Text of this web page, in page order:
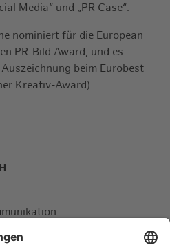
Media“ und „PR Case“.
nominiert für die European
PR-Bild Award, und es
beim Eurobest
Kreativ-Award).
Fax: +49 (0) 40 41 11 10 -